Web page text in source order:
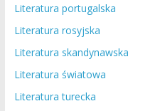
Literatura portugalska
Literatura rosyjska
Literatura skandynawska
Literatura światowa
Literatura turecka